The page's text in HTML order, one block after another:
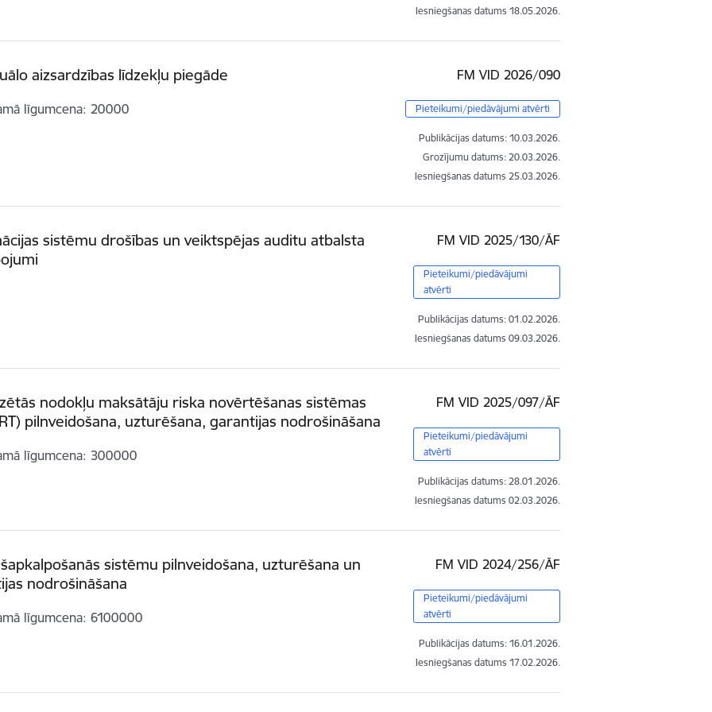
Iesniegšanas datums 18.05.2026.
aizsardzības līdzekļu piegāde
līgumcena 20000
FM VID 2026/090
Pieteikumi/piedāvājumi atvērti
Publikācijas datums: 10.03.2026.
Grozījumu datums: 20.03.2026.
Iesniegšanas datums 25.03.2026.
sistēmu drošības un veiktspējas auditu atbalsta
FM VID 2025/130/ĀF
Pieteikumi/piedāvājumi
atvērti
Publikācijas datums: 01.02.2026.
Iesniegšanas datums 09.03.2026.
nodokļu maksātāju riska novērtēšanas sistēmas
pilnveidošana, uzturēšana, garantijas nodrošināšana
līgumcena 300000
FM VID 2025/097/ĀF
Pieteikumi/piedāvājumi
atvērti
Publikācijas datums: 28.01.2026.
Iesniegšanas datums 02.03.2026.
sistēmu pilnveidošana, uzturēšana un
nodrošināšana
līgumcena 6100000
FM VID 2024/256/ĀF
Pieteikumi/piedāvājumi
atvērti
Publikācijas datums: 16.01.2026.
Iesniegšanas datums 17.02.2026.